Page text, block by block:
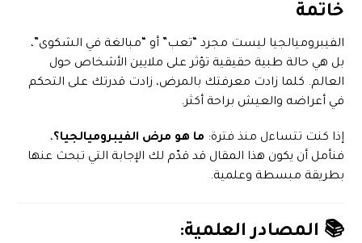
خاتمة
الفيبروميالجيا ليست مجرد “تعب” أو “مبالغة في الشكوى”،
بل هي حالة طبية حقيقية تؤثر على ملايين الأشخاص حول
العالم. كلما زادت معرفتك بالمرض، زادت قدرتك على التحكم
في أعراضه والعيش براحة أكثر.
إذا كنت تتساءل منذ فترة: ما هو مرض الفيبروميالجيا؟،
فنأمل أن يكون هذا المقال قد قدّم لك الإجابة التي تبحث عنها
بطريقة مبسطة وعلمية.
📚 المصادر العلمية: